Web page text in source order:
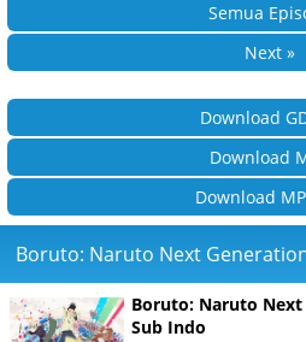
Semua
Next »
Download
Download
Download
Boruto: Naruto Next
Boruto: Naruto Next
Sub Indo